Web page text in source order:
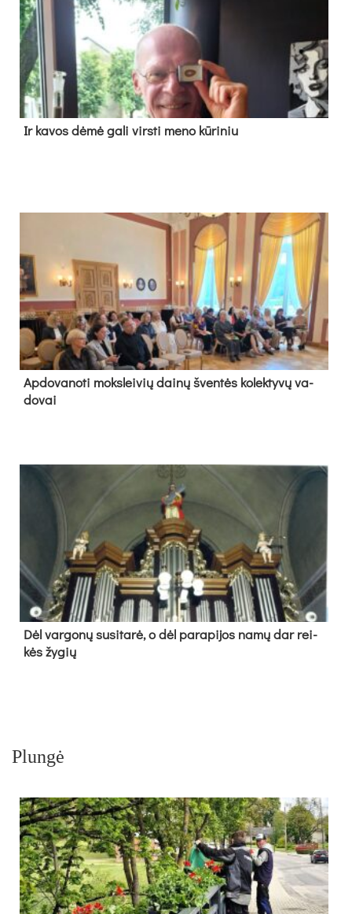
Ir ka­vos dė­mė ga­li virs­ti me­no kū­ri­niu
Ap­do­va­no­ti moks­lei­vių dai­nų šven­tės ko­lek­ty­vų va­
do­vai
Dėl var­go­nų su­si­ta­rė, o dėl pa­ra­pi­jos na­mų dar rei­
kės žy­gių
Plungė